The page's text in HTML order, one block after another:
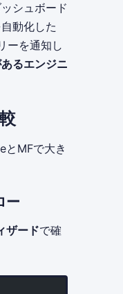
シュボード
動化した
ーを通知し
るエンジニ
とMFで大き
ー
ザードで確